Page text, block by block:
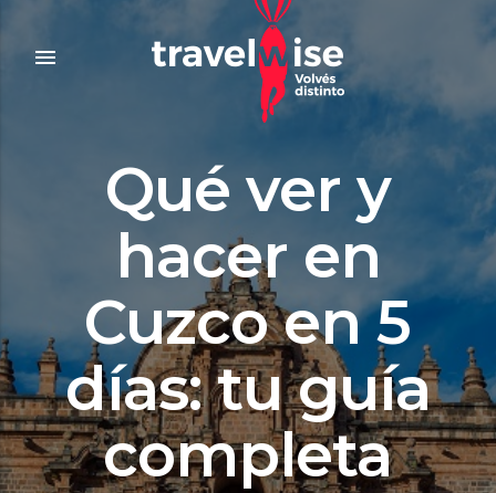
menu
Qué ver y
hacer en
Cuzco en 5
días: tu guía
completa